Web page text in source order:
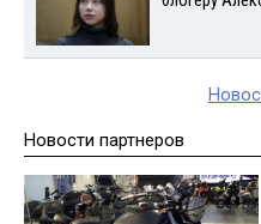
Новости партнеров